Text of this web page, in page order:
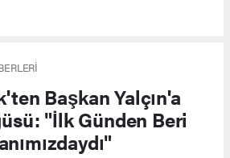
Başkan Yalçın'a
"İlk Günden Beri